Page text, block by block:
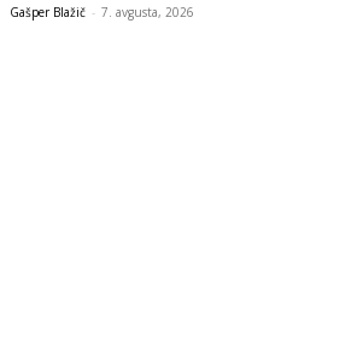
Gašper Blažič - 7. avgusta, 2026